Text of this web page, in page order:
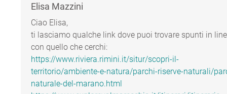
Elisa Mazzini
Ciao Elisa,
ti lasciamo qualche link dove puoi trovare spunti in
con quello che cerchi:
https://www.riviera.rimini.it/situr/scopri-il-
territorio/ambiente-e-natura/parchi-riserve-naturali/
naturale-del-marano.html